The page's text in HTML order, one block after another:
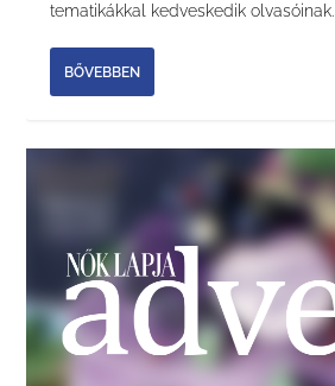
tematikákkal kedveskedik olvasóinak.
BŐVEBBEN